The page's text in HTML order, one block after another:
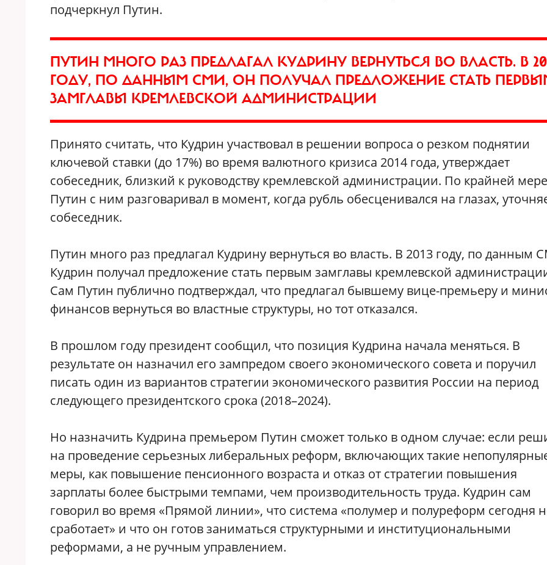
подчеркнул Путин.
ПУТИН МНОГО РАЗ ПРЕДЛАГАЛ КУДРИНУ ВЕРНУТЬСЯ ВО ВЛАСТЬ. В
ГОДУ, ПО ДАННЫМ СМИ, ОН ПОЛУЧАЛ ПРЕДЛОЖЕНИЕ СТАТЬ
ЗАМГЛАВЫ КРЕМЛЕВСКОЙ АДМИНИСТРАЦИИ
Принято считать, что Кудрин участвовал в решении вопроса о резком поднятии
ключевой ставки (до 17%) во время валютного кризиса 2014 года, утверждает
собеседник, близкий к руководству кремлевской администрации. По крайней
Путин с ним разговаривал в момент, когда рубль обесценивался на глазах,
собеседник.
Путин много раз предлагал Кудрину вернуться во власть. В 2013 году, по данным
Кудрин получал предложение стать первым замглавы кремлевской
Сам Путин публично подтверждал, что предлагал бывшему вице-премьеру и
финансов вернуться во властные структуры, но тот отказался.
В прошлом году президент сообщил, что позиция Кудрина начала меняться. В
результате он назначил его зампредом своего экономического совета и поручил
писать один из вариантов стратегии экономического развития России на период
следующего президентского срока (2018–2024).
Но назначить Кудрина премьером Путин сможет только в одном случае: если
на проведение серьезных либеральных реформ, включающих такие
меры, как повышение пенсионного возраста и отказ от стратегии повышения
зарплаты более быстрыми темпами, чем производительность труда. Кудрин сам
говорил во время «Прямой линии», что система «полумер и полуреформ сегодня
сработает» и что он готов заниматься структурными и институциональными
реформами, а не ручным управлением.